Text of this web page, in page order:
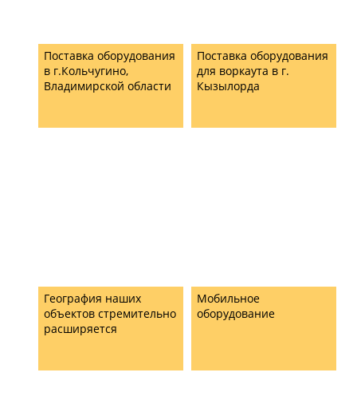
Поставка оборудования
в г.Кольчугино,
Владимирской области
Поставка оборудования
для воркаута в г.
Кызылорда
География наших
объектов стремительно
расширяется
Мобильное
оборудование